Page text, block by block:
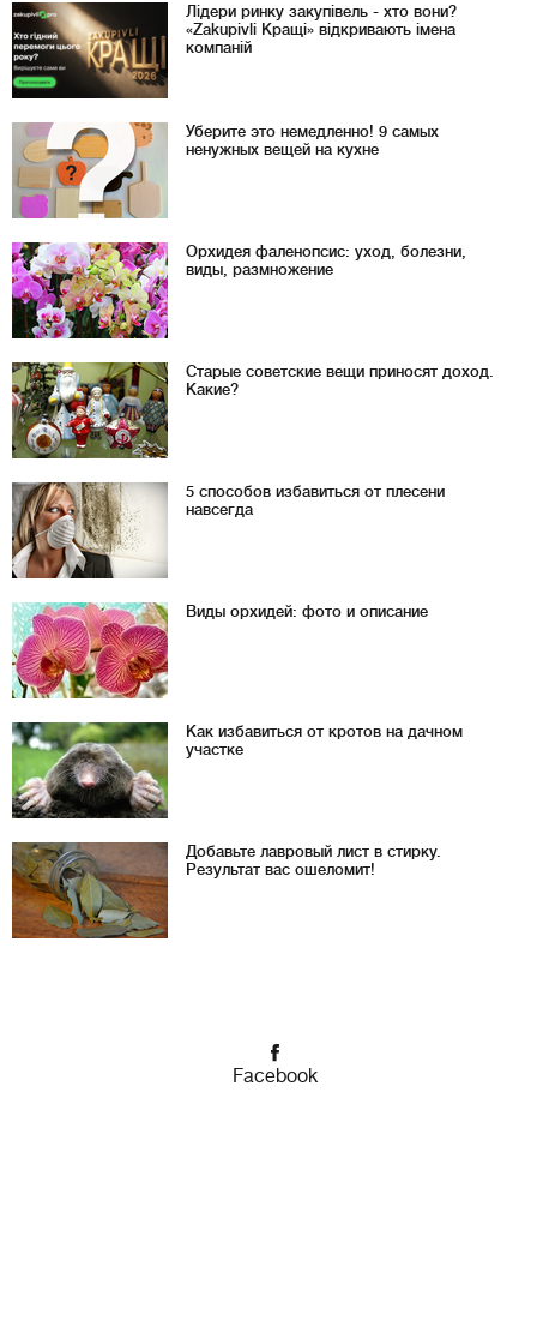
Лідери ринку закупівель - хто вони?
«Zakupivli Кращі» відкривають імена
компаній
Уберите это немедленно! 9 самых
ненужных вещей на кухне
Орхидея фаленопсис: уход, болезни,
виды, размножение
Старые советские вещи приносят доход.
Какие?
5 способов избавиться от плесени
навсегда
Виды орхидей: фото и описание
Как избавиться от кротов на дачном
участке
Добавьте лавровый лист в стирку.
Результат вас ошеломит!
Facebook